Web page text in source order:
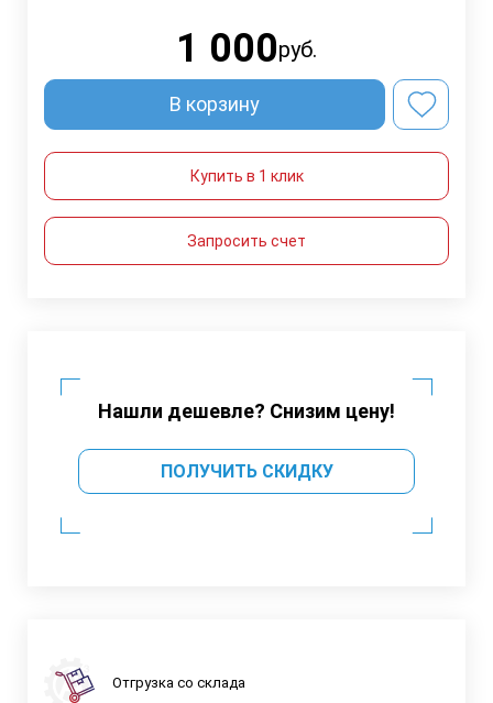
1 000руб.
В корзину
Купить в 1 клик
Запросить счет
Нашли дешевле? Снизим цену!
ПОЛУЧИТЬ СКИДКУ
Отгрузка со склада